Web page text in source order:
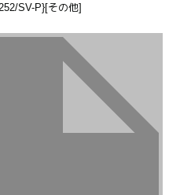
SV-P}[その他]